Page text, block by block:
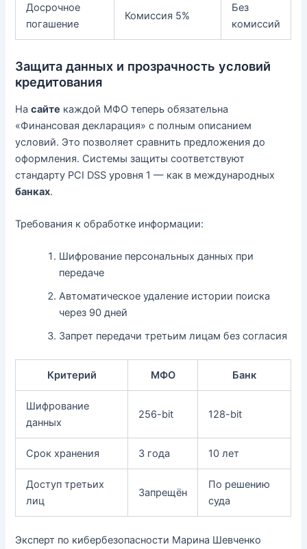
Досрочное
погашение
Комиссия 5%
Без
комиссий
Защита данных и прозрачность условий
кредитования
Насайте каждой МФО теперь обязательна
«Финансовая декларация» с полным описанием
условий. Это позволяет сравнить предложения до
оформления. Системы защиты соответствуют
стандарту PCI DSS уровня 1 — как в международных
банках.
Требования к обработке информации:
Шифрование персональных данных при
передаче
Автоматическое удаление истории поиска
через 90 дней
Запрет передачи третьим лицам без согласия
Критерий МФО Банк
Шифрование
данных
256-bit 128-bit
Срок хранения 3 года 10 лет
Доступ третьих
лиц
Запрещён
По решению
суда
Эксперт по кибербезопасности Марина Шевченко